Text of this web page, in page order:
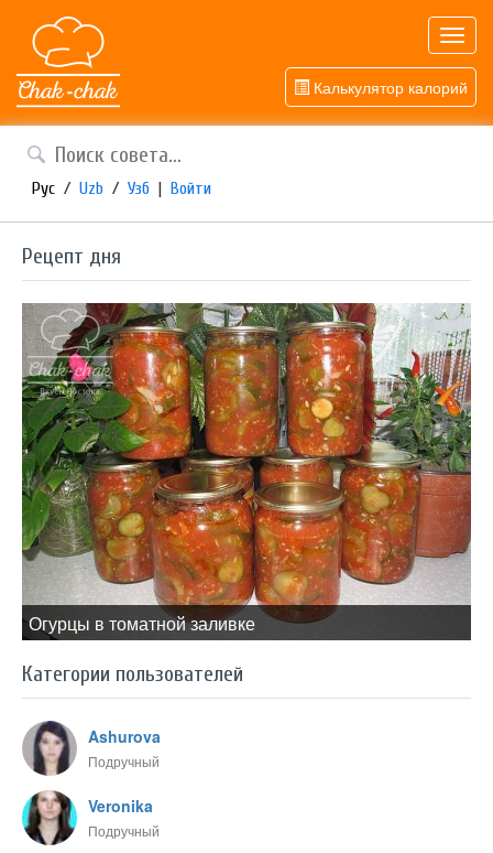
Калькулятор калорий
Рус / Uzb / Узб | Войти
Рецепт дня
Огурцы в томатной заливке
Категории пользователей
Ashurova
Подручный
Veronika
Подручный